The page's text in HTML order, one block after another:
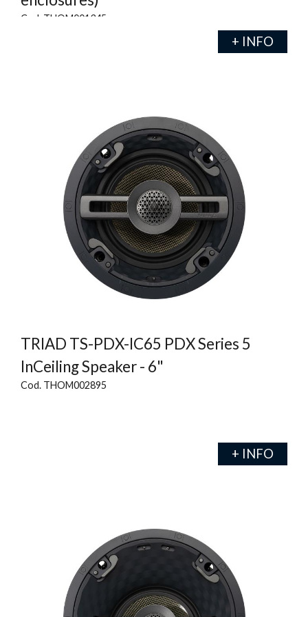
Cod. THOM001345
+ INFO
TRIAD TS-PDX-IC65 PDX Series 5
InCeiling Speaker - 6"
Cod. THOM002895
+ INFO